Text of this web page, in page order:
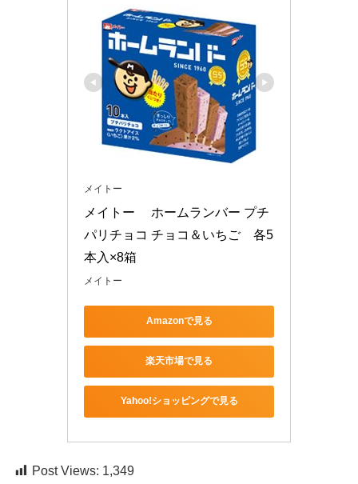
メイトー
メイトー　 ホームランバー プチ
パリチョコ チョコ＆いちご　各5
本入×8箱
メイトー
Amazonで見る
楽天市場で見る
Yahoo!ショッピングで見る
Post Views: 1,349